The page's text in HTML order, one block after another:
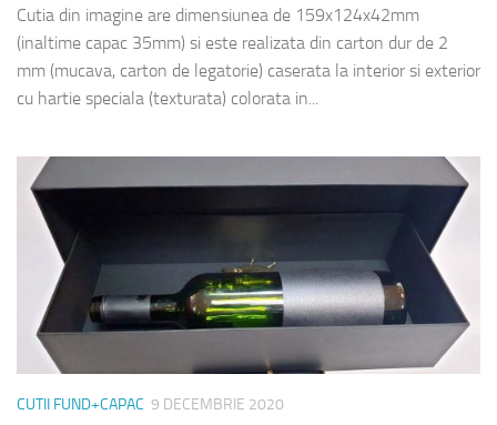
Cutia din imagine are dimensiunea de 159x124x42mm
(inaltime capac 35mm) si este realizata din carton dur de 2
mm (mucava, carton de legatorie) caserata la interior si exterior
cu hartie speciala (texturata) colorata in...
CUTII FUND+CAPAC 9 DECEMBRIE 2020